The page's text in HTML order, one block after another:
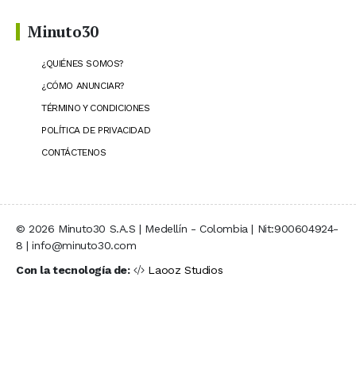
Minuto30
¿QUIÉNES SOMOS?
¿CÓMO ANUNCIAR?
TÉRMINO Y CONDICIONES
POLÍTICA DE PRIVACIDAD
CONTÁCTENOS
© 2026 Minuto30 S.A.S | Medellín - Colombia | Nit:900604924-
8 | info@minuto30.com
Con la tecnología de:
Laooz Studios